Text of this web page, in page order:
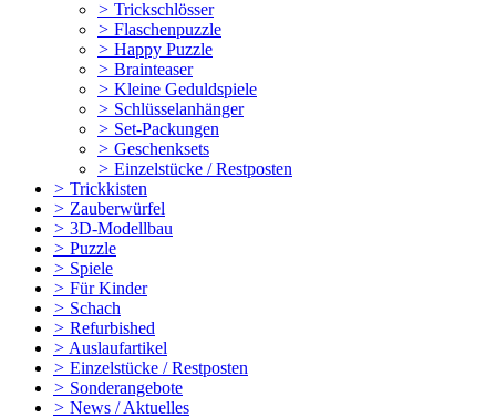
> Trickschlösser
> Flaschenpuzzle
> Happy Puzzle
> Brainteaser
> Kleine Geduldspiele
> Schlüsselanhänger
> Set-Packungen
> Geschenksets
> Einzelstücke / Restposten
> Trickkisten
> Zauberwürfel
> 3D-Modellbau
> Puzzle
> Spiele
> Für Kinder
> Schach
> Refurbished
> Auslaufartikel
> Einzelstücke / Restposten
> Sonderangebote
> News / Aktuelles